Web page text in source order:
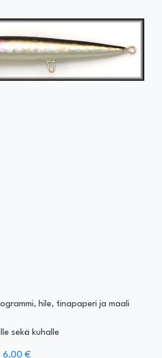
hile, tinapaperi ja maali
sekä kuhalle
6,00 €